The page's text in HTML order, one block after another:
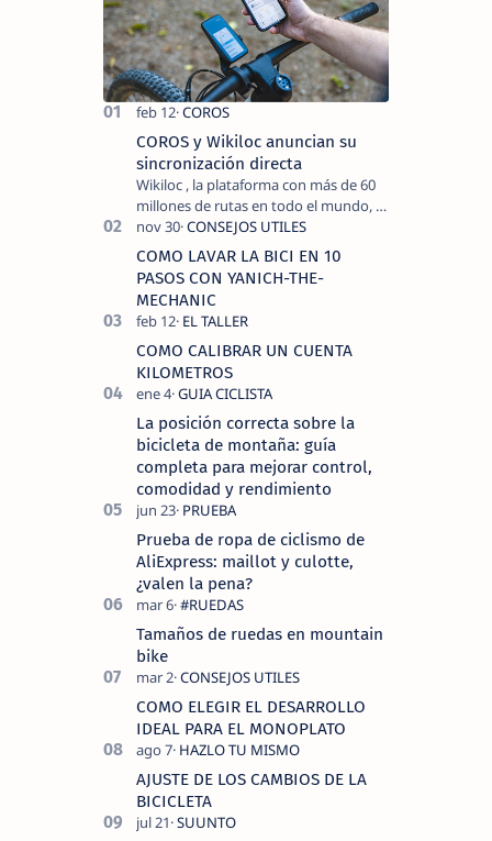
COROS y Wikiloc anuncian su
sincronización directa
Wikiloc , la plataforma con más de 60
millones de rutas en todo el mundo, y
COROS , marca de dispositivos GPS
reconocida mundialmente por su
tecnolo…
COMO LAVAR LA BICI EN 10
PASOS CON YANICH-THE-
MECHANIC
COMO CALIBRAR UN CUENTA
KILOMETROS
La posición correcta sobre la
bicicleta de montaña: guía
completa para mejorar control,
comodidad y rendimiento
Prueba de ropa de ciclismo de
AliExpress: maillot y culotte,
¿valen la pena?
Tamaños de ruedas en mountain
bike
COMO ELEGIR EL DESARROLLO
IDEAL PARA EL MONOPLATO
AJUSTE DE LOS CAMBIOS DE LA
BICICLETA